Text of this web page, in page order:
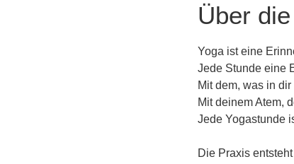
Über
Yoga ist eine
Jede Stunde eine
Mit dem, was in
Mit deinem Atem,
Jede Yogastunde
Die Praxis